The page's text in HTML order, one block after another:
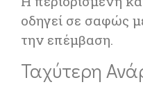
οδηγεί σε σαφώς
την επέμβαση.
Ταχύτερη